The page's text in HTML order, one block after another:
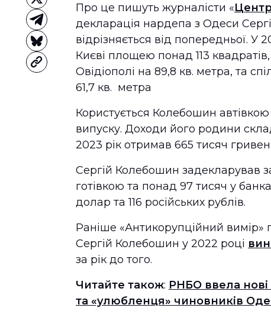
Про це пишуть журналісти «
декларація нардепа з Одеси
відрізняється від попередньої.
Києві площею понад 113
Овідіополі на 89,8 кв. метра, та
61,7 кв. метра
Користується Колебошин
випуску. Доходи його родини
2023 рік отримав 665 тисяч
Сергій Колебошин задекларував
готівкою та понад 97 тисяч у
долар та 116 російських рублів.
Раніше «Антикорупційний
Сергій Колебошин у 2022 році
за рік до того.
Читайте також: РНБО ввела нові
та «улюбленця» чиновників